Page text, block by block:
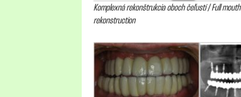
Komplexná rekonštrukcia oboch čeľustí / Full mouth
rekonstruction